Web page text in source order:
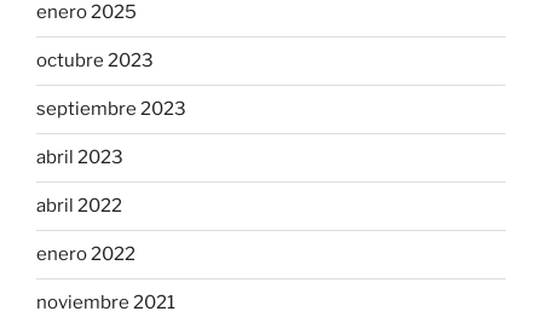
enero 2025
octubre 2023
septiembre 2023
abril 2023
abril 2022
enero 2022
noviembre 2021